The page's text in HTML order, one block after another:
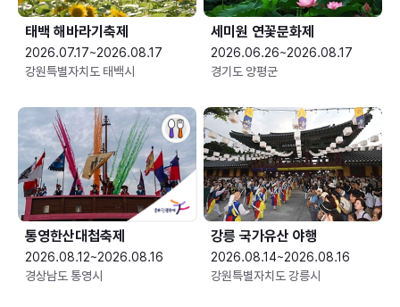
태백 해바라기축제
2026.07.17~2026.08.17
강원특별자치도 태백시
세미원 연꽃문화제
2026.06.26~2026.08.17
경기도 양평군
통영한산대첩축제
2026.08.12~2026.08.16
경상남도 통영시
강릉 국가유산 야행
2026.08.14~2026.08.16
강원특별자치도 강릉시